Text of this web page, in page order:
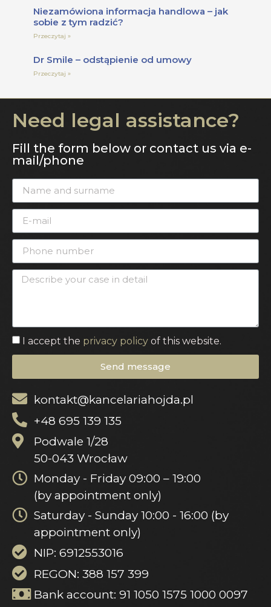
Niezamówiona informacja handlowa – jak
sobie z tym radzić?
Przeczytaj »
Dr Smile – odstąpienie od umowy
Przeczytaj »
kontakt@kancelariahojda.pl
+48 695 139 135
Podwale 1/28
50-043 Wrocław
Monday - Friday 09:00 – 19:00
(by appointment only)
Saturday - Sunday 10:00 - 16:00 (by
appointment only)
NIP: 6912553016
REGON: 388 157 399
Bank account: 91 1050 1575 1000 0097
Need legal assistance?
Fill the form below or contact us via e-
mail/phone
I accept the privacy policy of this website.
Send message